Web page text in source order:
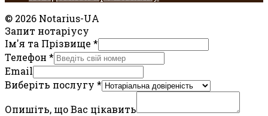
© 2026 Notarius-UA
Запит нотаріусу
Ім'я та Прізвище *
Телефон *
Email
Виберіть послугу *
Опишіть, що Вас цікавить